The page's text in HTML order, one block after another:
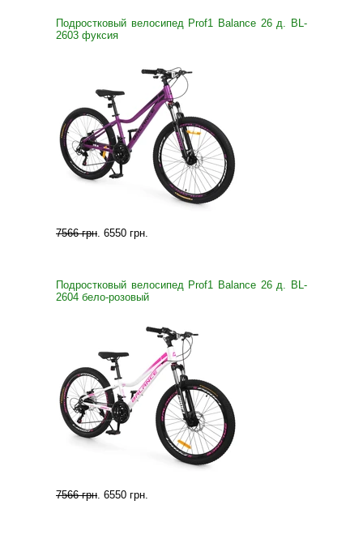
Подростковый велосипед Prof1 Balance 26 д. BL-
2603 фуксия
7566 грн. 6550 грн.
Подростковый велосипед Prof1 Balance 26 д. BL-
2604 бело-розовый
7566 грн. 6550 грн.